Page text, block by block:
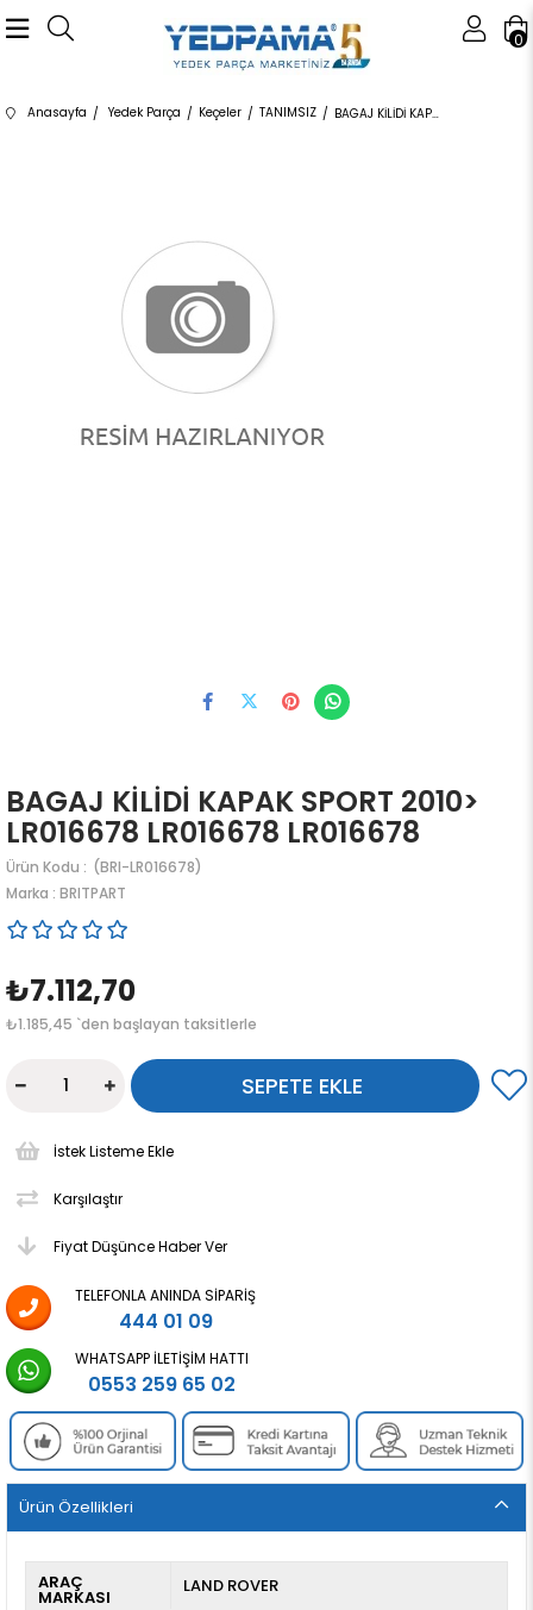
0
Anasayfa Yedek Parça Keçeler TANIMSIZ BAGAJ KİLİDİ KAPAK SPORT 2010> LR016678 LR016678 LR016678
BAGAJ KİLİDİ KAPAK SPORT 2010>
LR016678 LR016678 LR016678
(BRI-LR016678)
Marka : BRITPART
₺7.112,70
₺1.185,45 `den başlayan taksitlerle
İstek Listeme Ekle
Karşılaştır
Fiyat Düşünce Haber Ver
TELEFONLA ANINDA SIPARIŞ
444 01 09
WHATSAPP İLETIŞIM HATTI
0553 259 65 02
Ürün Özellikleri
ARAÇ
MARKASI
LAND ROVER